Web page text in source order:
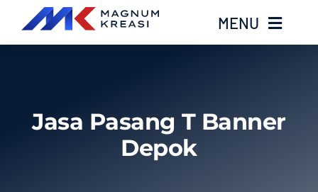
content
MENU
Services
Jasa Pasang T Banner
Depok